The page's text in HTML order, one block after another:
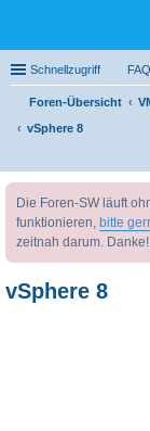
Schnellzugriff FAQ
Foren-Übersicht
vSphere 8
Die Foren-SW läuft
funktionieren, bitte
zeitnah darum. Danke!
vSphere 8